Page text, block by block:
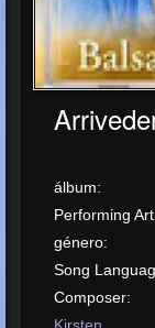
álbum:
Performing
género:
Song
Composer: